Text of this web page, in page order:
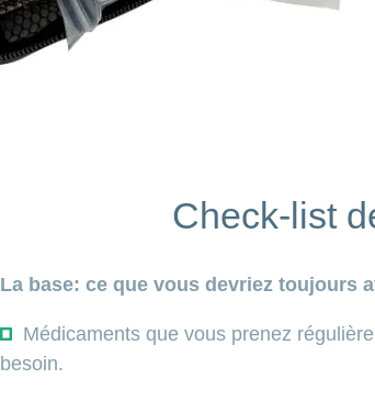
Check-list
La base: ce que vous devriez toujours
Médicaments que vous prenez
besoin.